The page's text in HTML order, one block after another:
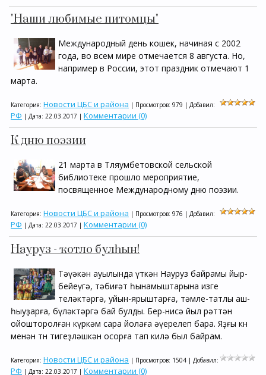
"Наши любимые питомцы"
Международный день кошек, начиная с 2002
года, во всем мире отмечается 8 августа. Но,
например в России, этот праздник отмечают 1
марта.
Категория: Новости ЦБС и района | Просмотров: 979 | Добавил:
РФ | Дата: 22.03.2017 | Комментарии (0)
К дню поэзии
21 марта в Тляумбетовской сельской
библиотеке прошло мероприятие,
посвященное Международному дню поэзии.
Категория: Новости ЦБС и района | Просмотров: 976 | Добавил:
РФ | Дата: 22.03.2017 | Комментарии (0)
Науруз - ҡотло булһын!
Тәүәкән ауылында үткән Науруз байрамы йыр-
бейеүгә, тәбиғәт һынамыштарына изге
теләктәргә, уйын-ярыштарға, тәмле-татлы аш-
һыуҙарға, бүләктәргә бай булды. Бер-нисә йыл рәттән
ойошторолған күркәм сара йолаға әүерелеп бара. Яҙғы көн
менән төн тигеҙләшкән осорға тап килә был байрам.
Категория: Новости ЦБС и района | Просмотров: 1504 | Добавил:
РФ | Дата: 22.03.2017 | Комментарии (0)